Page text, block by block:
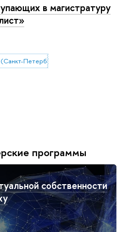
в магистратуру
Петербург)
программы
собственности